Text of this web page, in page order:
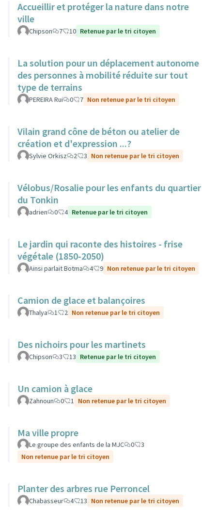
Accueillir et protéger la nature dans notre
ville
Chipson 7 10 Retenue par le tri citoyen
La solution pour un déplacement autonome
des personnes à mobilité réduite sur tout
type de terrains
PEREIRA Rui 0 7 Non retenue par le tri citoyen
Vilain grand cône de béton ou atelier de
création et d'expression ...?
Sylvie Orkisz 2 3 Non retenue par le tri citoyen
Vélobus/Rosalie pour les enfants du quartier
du Tonkin
adrien 0 4 Retenue par le tri citoyen
Le jardin qui raconte des histoires - frise
végétale (1850-2050)
Ainsi parlait Botma 4 9 Non retenue par le tri citoyen
Camion de glace et balançoires
Thalya 1 2 Non retenue par le tri citoyen
Des nichoirs pour les martinets
Chipson 3 13 Retenue par le tri citoyen
Un camion à glace
Zahnoun 0 1 Non retenue par le tri citoyen
Ma ville propre
Le groupe des enfants de la MJC 0
3
Non retenue par le tri citoyen
Planter des arbres rue Perroncel
Chabasseur 4 13 Non retenue par le tri citoyen